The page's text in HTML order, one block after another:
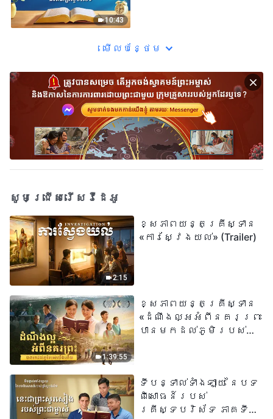
10:43
មើល​​បន្ថែម​
សូមជ្រើសរើសវីដេអូ
2:15
ខ្សែភាពយន្តគ្រីស្ទាន
«ការស្វែងយល់» (Trailer)
1:39:55
ខ្សែភាពយន្តគ្រីស្ទាន
«ដំណឹងល្អអំពីនគរព្រះ
បានមកដល់​ភូមិរបស់
ទីបន្ទាល់ទាំងឡាយ នៃបទ
ពិសោធន៍របស់
គ្រីស្ទបរិស័ទ ភាគទី